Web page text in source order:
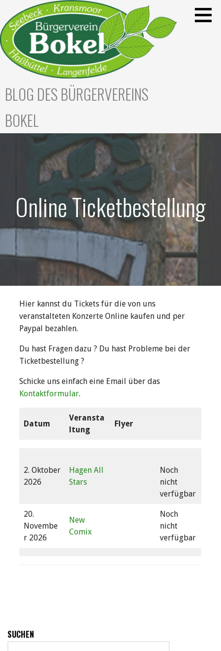
Inhalt
springen
BLOG DES BÜRGERVEREINS
BOKEL
Online Ticketbestellung
Hier kannst du Tickets für die von uns
veranstalteten Konzerte Online kaufen und per
Paypal bezahlen.
Du hast Fragen dazu ? Du hast Probleme bei der
Ticketbestellung ?
Schicke uns einfach eine Email über das
Kontaktformular.
Datum
Veransta
ltung
Flyer
2. Oktober
2026
Hagen All
Stars
Noch
nicht
verfügbar
20.
Novembe
r 2026
New
Comix
Noch
nicht
verfügbar
SUCHEN